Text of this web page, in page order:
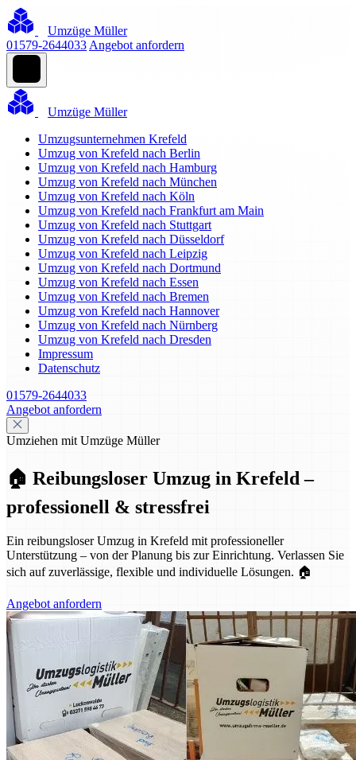
Umzüge Müller
01579-2644033 Angebot anfordern
Umzüge Müller
Umzugsunternehmen Krefeld
Umzug von Krefeld nach Berlin
Umzug von Krefeld nach Hamburg
Umzug von Krefeld nach München
Umzug von Krefeld nach Köln
Umzug von Krefeld nach Frankfurt am Main
Umzug von Krefeld nach Stuttgart
Umzug von Krefeld nach Düsseldorf
Umzug von Krefeld nach Leipzig
Umzug von Krefeld nach Dortmund
Umzug von Krefeld nach Essen
Umzug von Krefeld nach Bremen
Umzug von Krefeld nach Hannover
Umzug von Krefeld nach Nürnberg
Umzug von Krefeld nach Dresden
Impressum
Datenschutz
01579-2644033
Angebot anfordern
Umziehen mit Umzüge Müller
🏠 Reibungsloser Umzug in Krefeld –
professionell & stressfrei
Ein reibungsloser Umzug in Krefeld mit professioneller
Unterstützung – von der Planung bis zur Einrichtung. Verlassen Sie
sich auf zuverlässige, flexible und individuelle Lösungen. 🏠
Angebot anfordern